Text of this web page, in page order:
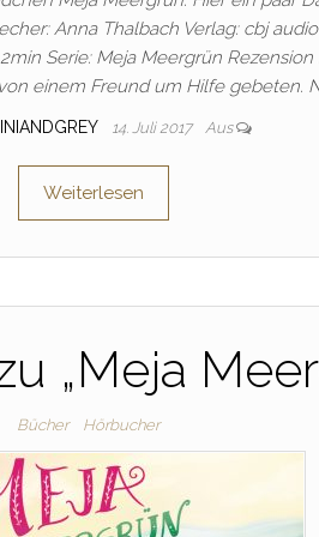
Anna Thalbach Verlag: cbj
Serie: Meja Meergrün
einem Freund um Hilfe gebeten.
14. Juli 2017 Aus
Weiterlesen
„Meja
Bücher Hörbucher